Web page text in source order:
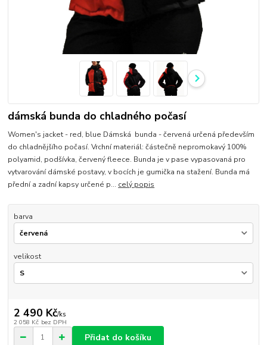
dámská bunda do chladného počasí
Women's jacket - red, blue Dámská bunda - červená určená především
do chladnějšího počasí. Vrchní materiál: částečně nepromokavý 100%
polyamid, podšívka, červený fleece. Bunda je v pase vypasovaná pro
vytvarování dámské postavy, v bocích je gumička na stažení. Bunda má
přední a zadní kapsy určené p... celý popis
barva
velikost
2 490 Kč/ks
2 058 Kč bez DPH
Přidat do košíku